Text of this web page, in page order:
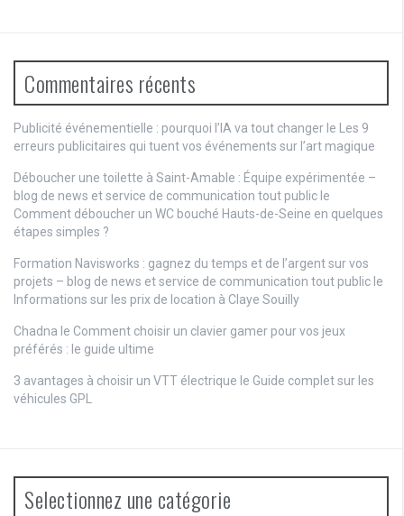
Commentaires récents
Publicité événementielle : pourquoi l’IA va tout changer le
Les 9
erreurs publicitaires qui tuent vos événements sur l’art magique
Déboucher une toilette à Saint-Amable : Équipe expérimentée –
blog de news et service de communication tout public le
Comment déboucher un WC bouché Hauts-de-Seine en quelques
étapes simples ?
Formation Navisworks : gagnez du temps et de l’argent sur vos
projets – blog de news et service de communication tout public le
Informations sur les prix de location à Claye Souilly
Chadna le Comment choisir un clavier gamer pour vos jeux
préférés : le guide ultime
3 avantages à choisir un VTT électrique le Guide complet sur les
véhicules GPL
Selectionnez une catégorie